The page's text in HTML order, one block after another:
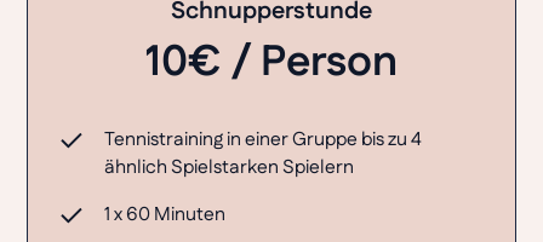
Schnupperstunde
10€ / Person
Tennistraining in einer Gruppe bis zu 4
ähnlich Spielstarken Spielern
1 x 60 Minuten